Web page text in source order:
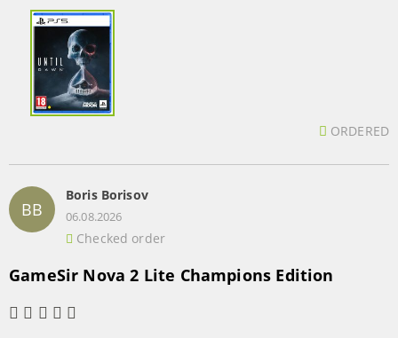
ORDERED
BB
Boris Borisov
06.08.2026
Checked order
GameSir Nova 2 Lite Champions Edition